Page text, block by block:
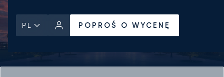
PL POPROŚ O WYCENĘ